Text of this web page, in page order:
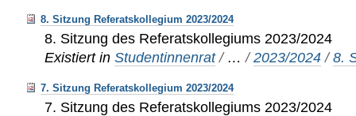
8. Sitzung Referatskollegium 2023/2024
8. Sitzung des Referatskollegiums 2023/2024
Existiert in Studentinnenrat / …/2023/2024 /8.
7. Sitzung Referatskollegium 2023/2024
7. Sitzung des Referatskollegiums 2023/2024